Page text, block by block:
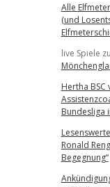
Alle
(und
live Spiele zu
Hertha
Bundesliga
Ronald
Begegnung“